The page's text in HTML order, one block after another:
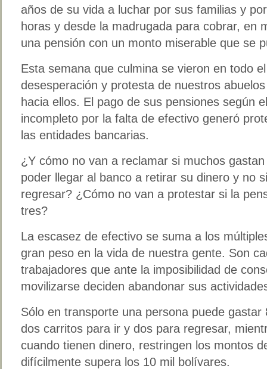
años de su vida a luchar por sus familias y
horas y desde la madrugada para cobrar, en
una pensión con un monto miserable que se
Esta semana que culmina se vieron en todo
desesperación y protesta de nuestros
hacia ellos. El pago de sus pensiones según
incompleto por la falta de efectivo generó
las entidades bancarias.
¿Y cómo no van a reclamar si muchos
poder llegar al banco a retirar su dinero y no
regresar? ¿Cómo no van a protestar si la
tres?
La escasez de efectivo se suma a los
gran peso en la vida de nuestra gente. Son
trabajadores que ante la imposibilidad de
movilizarse deciden abandonar sus
Sólo en transporte una persona puede
dos carritos para ir y dos para regresar,
cuando tienen dinero, restringen los montos
difícilmente supera los 10 mil bolívares.